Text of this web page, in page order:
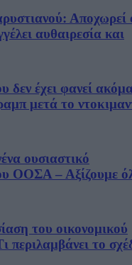
Αποχωρεί
αυθαιρεσία και
δεν έχει φανεί
μετά το
ουσιαστικό
ΟΟΣΑ – Αξίζουμε
του οικονομικού
το